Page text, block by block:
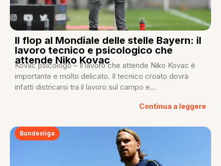
Il flop al Mondiale delle stelle Bayern: il
lavoro tecnico e psicologico che
attende Niko Kovac
Kovac psicologo – Il lavoro che attende Niko Kovac è
importante e molto delicato. Il tecnico croato dovrà
infatti districarsi tra il lavoro sul campo e...
Continua a leggere
Bundesliga